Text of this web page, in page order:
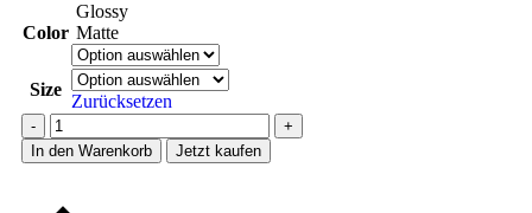
Color
Glossy
Matte
Size
Zurücksetzen
In den Warenkorb Jetzt kaufen